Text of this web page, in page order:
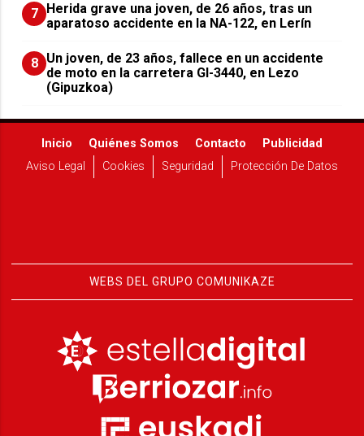
7
Herida grave una joven, de 26 años, tras un
aparatoso accidente en la NA-122, en Lerín
8 Un joven, de 23 años, fallece en un accidente
de moto en la carretera GI-3440, en Lezo
(Gipuzkoa)
Inicio Quiénes Somos Contacto
Publicidad
Aviso Legal
Cookies Seguridad Protección De Datos
WEBS DEL GRUPO COMUNIKAZE